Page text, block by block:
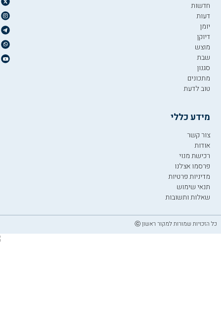
חדשות
דעות
יומן
דיוקן
מוצש
שבת
סגנון
מתכונים
טוב לדעת
מידע כללי
צור קשר
אודות
רכישת מנוי
פרסמו אצלנו
מדיניות פרטיות
תנאי שימוש
שאלות ותשובות
כל הזכויות שמורות למקור ראשון ⓒ